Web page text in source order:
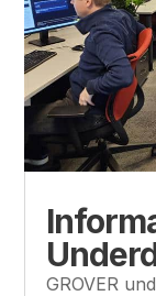
GROVER